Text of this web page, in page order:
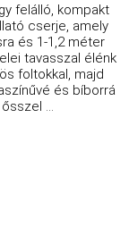
felálló, kompakt
cserje, amely
és 1-1,2 méter
tavasszal élénk
foltokkal, majd
és bíborrá
...